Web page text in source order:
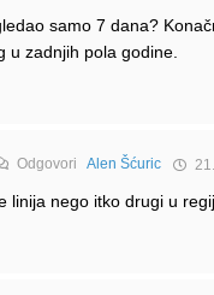
samo 7 dana?
u zadnjih pola godine.
OdgovoriAlen Šćuric
linija nego itko drugi u